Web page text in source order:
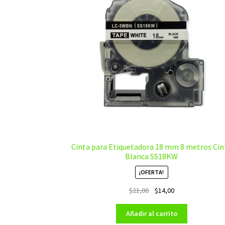
Cinta para Etiquetadora 18 mm 8 metros
Blanca SS18KW
¡OFERTA!
$21,00
El
original
era:
$14,00El
actual
es:
Añadir al carrito